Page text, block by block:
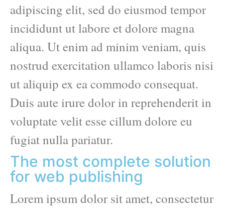
adipiscing elit, sed do eiusmod tempor
incididunt ut labore et dolore magna
aliqua. Ut enim ad minim veniam, quis
nostrud exercitation ullamco laboris nisi
ut aliquip ex ea commodo consequat.
Duis aute irure dolor in reprehenderit in
voluptate velit esse cillum dolore eu
fugiat nulla pariatur.
The most complete solution
for web publishing
Lorem ipsum dolor sit amet, consectetur